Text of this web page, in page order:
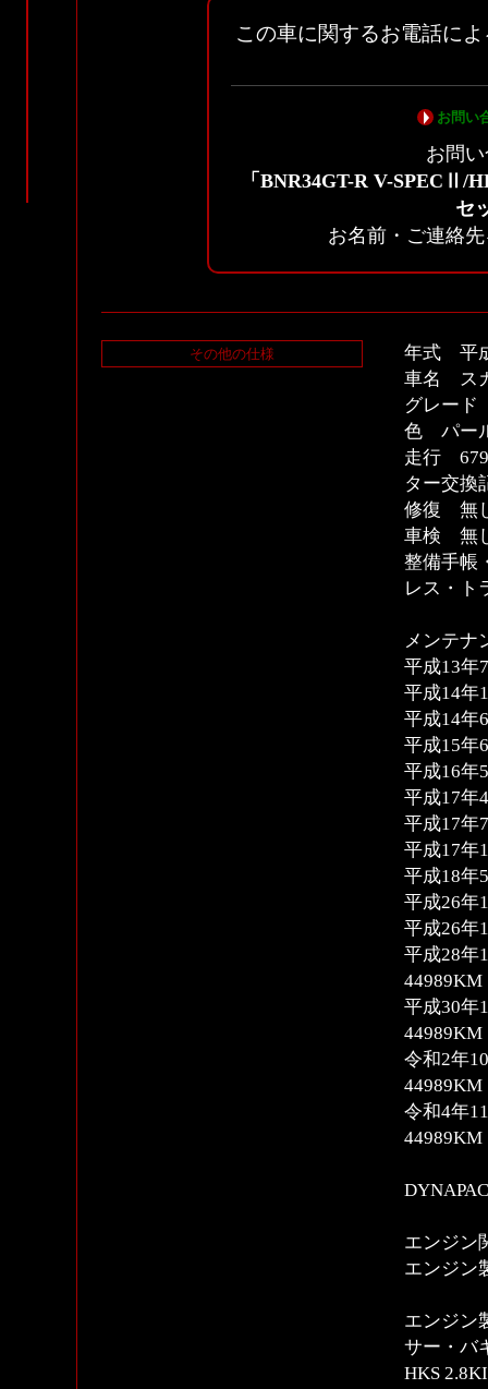
この車に関するお電話に
お問い
お問
「BNR34GT-R V-SPECⅡ/
セ
お名前・ご連絡
その他の仕様
年式 平
車名 ス
グレー
色 パー
走行
ター交換
修復 無
車検 無
整備手帳
レス・ト
メンテナ
平成13
平成14
平成14
平成15
平成16
平成17
平成17
平成17
平成18
平成26
平成26
平成28
44989KM
平成30
44989KM
令和2年
44989KM
令和4年
44989KM
エンジン
エンジ
エンジン
サー・バ
HKS